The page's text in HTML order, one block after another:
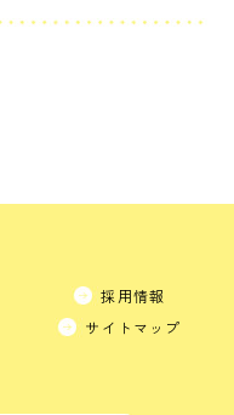
採用情報
サイトマップ